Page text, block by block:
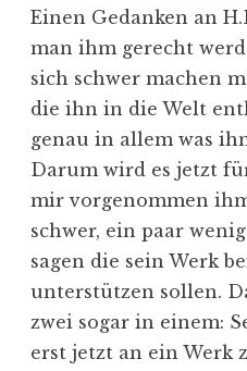
Einen Gedanken an
man ihm gerecht
sich schwer machen
die ihn in die Welt
genau in allem was
Darum wird es jetzt
mir vorgenommen
schwer, ein paar
sagen die sein Werk
unterstützen sollen.
zwei sogar in einem:
erst jetzt an ein Werk